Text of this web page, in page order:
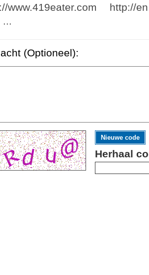
http://
...
(Optioneel):
Nieuwe code
Herhaal